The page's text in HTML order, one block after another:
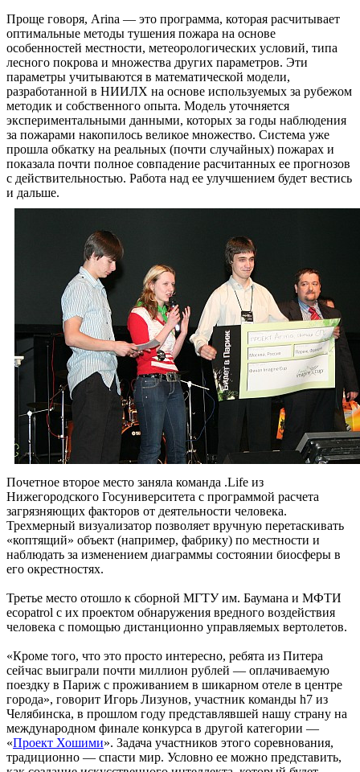
Проще говоря, Arina — это программа, которая расчитывает
оптимальные методы тушения пожара на основе
особенностей местности, метеорологических условий, типа
лесного покрова и множества других параметров. Эти
параметры учитываются в математической модели,
разработанной в НИИЛХ на основе используемых за рубежом
методик и собственного опыта. Модель уточняется
экспериментальными данными, которых за годы наблюдения
за пожарами накопилось великое множество. Система уже
прошла обкатку на реальных (почти случайных) пожарах и
показала почти полное совпадение расчитанных ее прогнозов
с действительностью. Работа над ее улучшением будет вестись
и дальше.
Почетное второе место заняла команда .Life из
Нижегородского Госуниверситета с программой расчета
загрязняющих факторов от деятельности человека.
Трехмерный визуализатор позволяет вручную перетаскивать
«коптящий» объект (например, фабрику) по местности и
наблюдать за изменением диаграммы состоянии биосферы в
его окрестностях.
Третье место отошло к сборной МГТУ им. Баумана и МФТИ
ecopatrol с их проектом обнаружения вредного воздействия
человека с помощью дистанционно управляемых вертолетов.
«Кроме того, что это просто интересно, ребята из Питера
сейчас выиграли почти миллион рублей — оплачиваемую
поездку в Париж с проживанием в шикарном отеле в центре
города», говорит Игорь Лизунов, участник команды h7 из
Челябинска, в прошлом году представлявшей нашу страну на
международном финале конкурса в другой категории —
«Проект Хошими». Задача участников этого соревнования,
традиционно — спасти мир. Условно ее можно представить,